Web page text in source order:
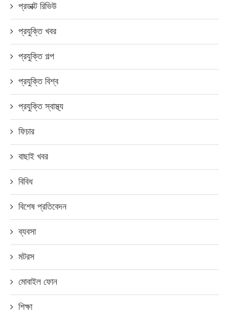
প্রডাক্ট রিভিউ
প্রযুক্তি খবর
প্রযুক্তি গল্প
প্রযুক্তি বিশ্ব
প্রযুক্তি স্বাস্থ্য
ফিচার
বাছাই খবর
বিবিধ
বিশেষ প্রতিবেদন
ব্যবসা
মটরস
মোবাইল ফোন
শিক্ষা